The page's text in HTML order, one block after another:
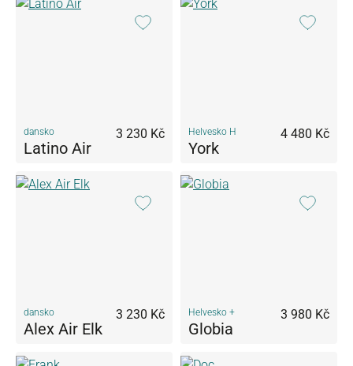
dansko
Latino Air
3 230 Kč Helvesko H
York
4 480 Kč
dansko
Alex Air Elk
3 230 Kč Helvesko +
Globia
3 980 Kč